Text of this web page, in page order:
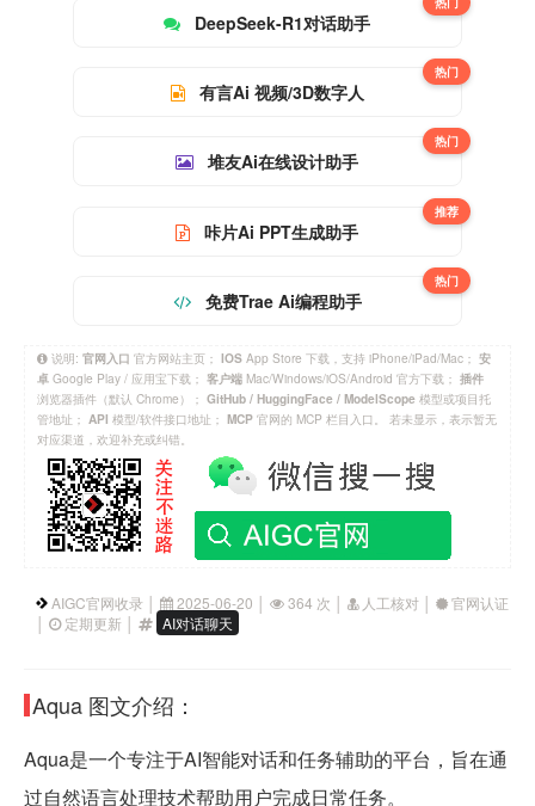
DeepSeek-R1对话助手
有言Ai 视频/3D数字人
热门
堆友Ai在线设计助手
热门
咔片Ai PPT生成助手
推荐
免费Trae Ai编程助手
热门
说明: 官网入口 官方网站主页； IOS App Store 下载，支持 iPhone/iPad/Mac； 安
卓 Google Play / 应用宝下载； 客户端 Mac/Windows/iOS/Android 官方下载； 插件
浏览器插件（默认 Chrome）； GitHub / HuggingFace / ModelScope 模型或项目托
管地址； API 模型/软件接口地址； MCP 官网的 MCP 栏目入口。 若未显示，表示暂无
对应渠道，欢迎补充或纠错。
AIGC官网收录 │ 2025-06-20 │ 364 次 │ 人工核对 │
官网认证
│
定期更新 │ AI对话聊天
Aqua 图文介绍：
Aqua是一个专注于AI智能对话和任务辅助的平台，旨在通
过自然语言处理技术帮助用户完成日常任务。